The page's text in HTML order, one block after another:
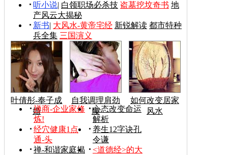
听小说| 白领职场必杀技 盗墓挖坟奇书 地
产风云大揭秘
新书| 大风水-黄帝宅经 新锐解读 都市特种
兵全集 三国演义
叶倩彤-奉子成
婚
自我调理肩劲
腰
如何改变居家
风水
禅商-企业家修
炼!
心态改变命运
解析
经穴健康1点
通-头
养生12字诀孔
令谦
禅-和谐家庭揭
<道德经>的大